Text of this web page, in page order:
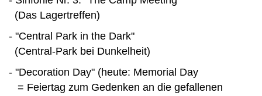
(Das Lagertreffen)
- "Central Park in the Dark"
(Central-Park bei Dunkelheit)
- "Decoration Day" (heute: Memorial Day
= Feiertag zum Gedenken an die gefallenen